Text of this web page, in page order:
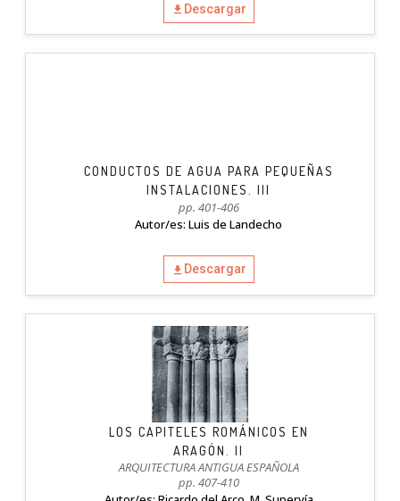
Descargar
CONDUCTOS DE AGUA PARA PEQUEÑAS
INSTALACIONES. III
pp. 401-406
Autor/es: Luis de Landecho
Descargar
LOS CAPITELES ROMÁNICOS EN
ARAGÓN. II
ARQUITECTURA ANTIGUA ESPAÑOLA
pp. 407-410